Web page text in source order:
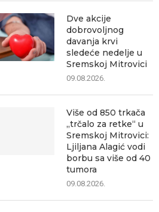
Dve akcije
dobrovoljnog
davanja krvi
sledeće nedelje u
Sremskoj Mitrovici
09.08.2026.
Više od 850 trkača
„trčalo za retke“ u
Sremskoj Mitrovici:
Ljiljana Alagić vodi
borbu sa više od 40
tumora
09.08.2026.